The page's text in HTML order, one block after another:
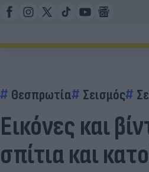
Θεσπρωτία Σεισμός
Εικόνες και
σπίτια και